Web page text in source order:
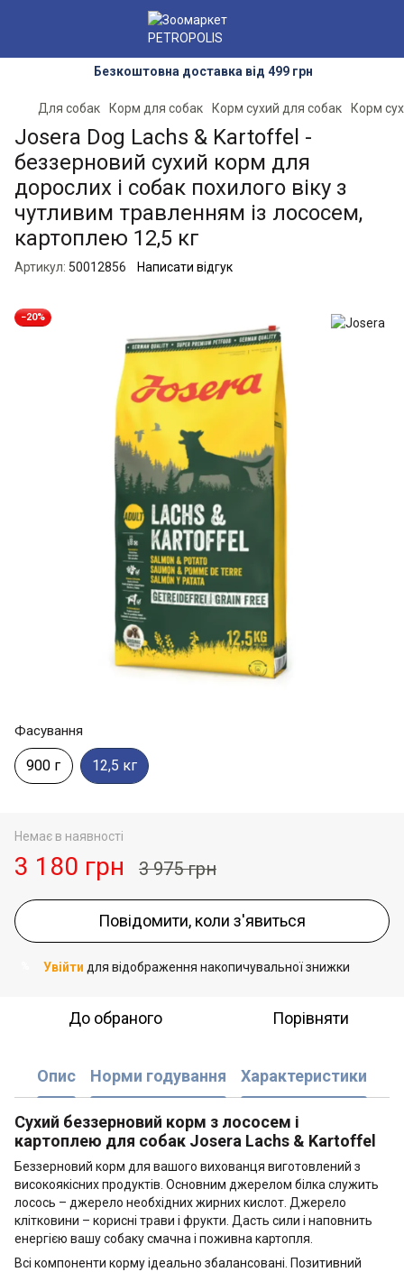
Безкоштовна доставка від 499 грн
Для собак Корм для собак Корм сухий для собак Корм
Josera Dog Lachs & Kartoffel -
беззерновий сухий корм для
дорослих і собак похилого віку з
чутливим травленням із лососем,
картоплею 12,5 кг
Артикул: 50012856 Написати відгук
−20%
Фасування
900 г 12,5 кг
Немає в наявності
3 180 грн 3 975 грн
Повідомити, коли з'явиться
Увійти для відображення накопичувальної знижки
До обраного Порівняти
Опис Норми годування Характеристики
Сухий беззерновий корм з лососем і
картоплею для собак Josera Lachs & Kartoffel
Беззерновий корм для вашого вихованця виготовлений з
високоякісних продуктів. Основним джерелом білка служить
лосось – джерело необхідних жирних кислот. Джерело
клітковини – корисні трави і фрукти. Дасть сили і наповнить
енергією вашу собаку смачна і поживна картопля.
Всі компоненти корму ідеально збалансовані. Позитивний